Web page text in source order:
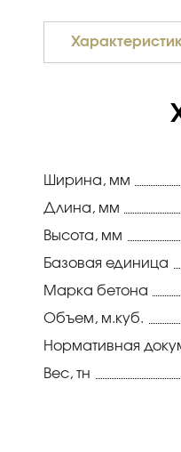
Ширина, мм
Длина, мм
Высота, мм
Базовая единица
Марка бетона
Объем, м.куб.
Нормативная
Вес, тн